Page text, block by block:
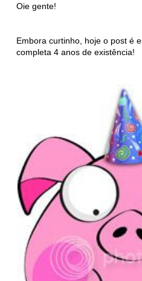
Oie gente!
Embora curtinho, hoje o post é
completa 4 anos de existência!